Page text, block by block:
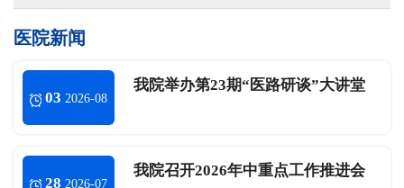
医院新闻
03 2026-08
我院举办第23期“医路研谈”大讲堂
28 2026-07
我院召开2026年中重点工作推进会